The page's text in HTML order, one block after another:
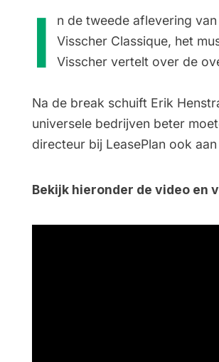
I n de tweede aflevering van
Visscher Classique, het
Visscher vertelt over de
Na de break schuift Erik
universele bedrijven beter
directeur bij LeasePlan ook
Bekijk hieronder de video en